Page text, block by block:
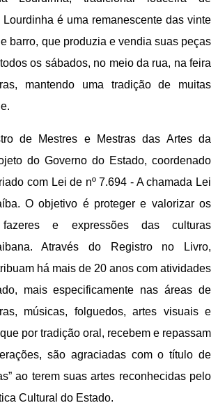
é uma remanescente das vinte
barro, que produzia e vendia suas peças
os sábados, no meio da rua, na feira
mantendo uma tradição de muitas
de Mestres e Mestras das Artes da
do Governo do Estado, coordenado
com Lei de nº 7.694 - A chamada Lei
O objetivo é proteger e valorizar os
fazeres e expressões das culturas
Através do Registro no Livro,
há mais de 20 anos com atividades
mais especificamente nas áreas de
músicas, folguedos, artes visuais e
por tradição oral, recebem e repassam
são agraciadas com o título de
ao terem suas artes reconhecidas pelo
Cultural do Estado.